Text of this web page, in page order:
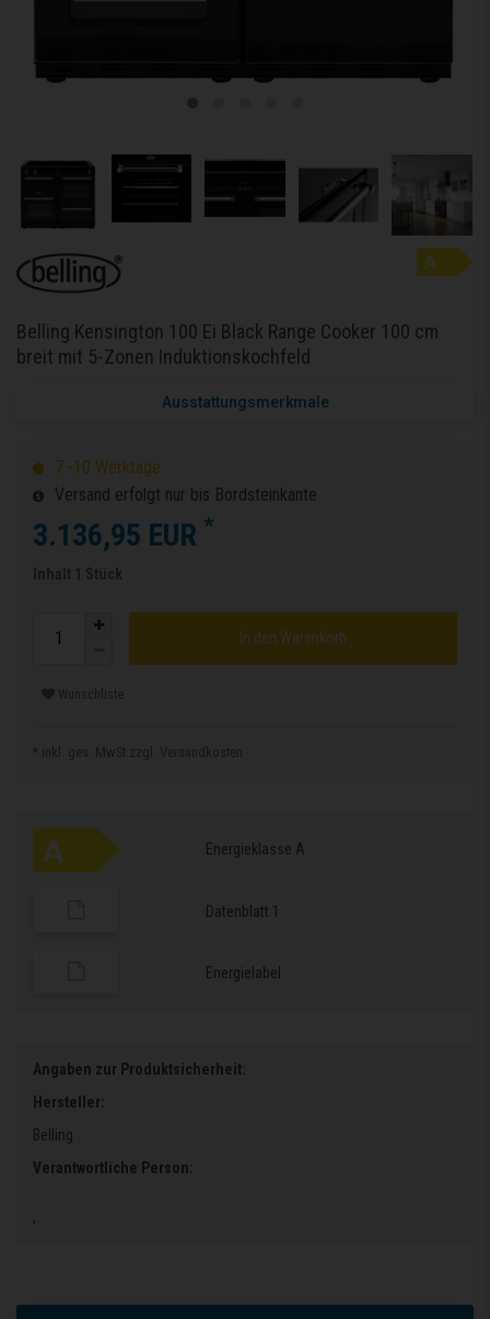
Belling Kensington 100 Ei Black Range Cooker 100 cm
breit mit 5-Zonen Induktionskochfeld
Ausstattungsmerkmale
7 -10 Werktage
Versand erfolgt nur bis Bordsteinkante
3.136,95 EUR *
Inhalt 1 Stück
In den Warenkorb
Wunschliste
* inkl. ges. MwSt.zzgl. Versandkosten
Energieklasse A
Datenblatt 1
Energielabel
Angaben zur Produktsicherheit:
Hersteller:
Belling
Verantwortliche Person:
,